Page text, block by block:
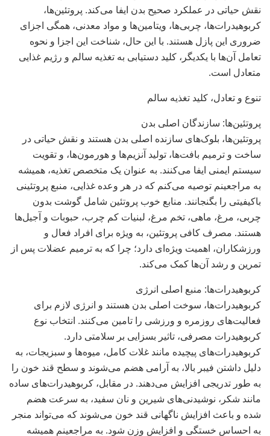
نقش حیاتی در عملکرد صحیح بدن ایفا می‌کند. پروتئین‌ها،
کربوهیدرات‌ها، چربی‌ها، ویتامین‌ها و مواد معدنی، همگی اجزای
ضروری این پازل هستند. با این حال، شناخت این اجزا و نحوه
تعامل آن‌ها با یکدیگر، کلید دستیابی به تغذیه سالم و رژیم غذایی
متعادل است.
تنوع و تعادل، کلید تغذیه سالم
پروتئین‌ها: سازندگان اصلی بدن
پروتئین‌ها، بلوک‌های سازنده اصلی بدن هستند و نقش حیاتی در
ساخت و ترمیم بافت‌ها، تولید آنزیم‌ها و هورمون‌ها، و تقویت
سیستم ایمنی ایفا می‌کنند. به عنوان یک متخصص تغذیه، همیشه
به مراجعینم توصیه می‌کنم که در هر وعده غذایی، منبع پروتئینی
باکیفیتی را بگنجانند. منابع خوب پروتئین شامل گوشت بدون
چربی، مرغ، ماهی، تخم مرغ، لبنیات کم چرب، حبوبات و آجیل‌ها
هستند. مصرف کافی پروتئین، به ویژه برای افراد فعال و
ورزشکاران، اهمیت ویژه‌ای دارد؛ چرا که به ترمیم عضلات پس از
تمرین و رشد آن‌ها کمک می‌کند.
کربوهیدرات‌ها: منبع اصلی انرژی
کربوهیدرات‌ها، سوخت اصلی بدن هستند و انرژی لازم برای
فعالیت‌های روزمره و ورزشی را تامین می‌کنند. انتخاب نوع
کربوهیدرات مصرفی، تاثیر بسزایی بر سلامتی دارد.
کربوهیدرات‌های پیچیده مانند غلات کامل، میوه‌ها و سبزیجات، به
دلیل داشتن فیبر بالا، به آرامی هضم می‌شوند و سطح قند خون را
به طور تدریجی افزایش می‌دهند. در مقابل، کربوهیدرات‌های ساده
مانند شکر، نوشیدنی‌های شیرین و نان سفید، به سرعت هضم
شده و باعث افزایش ناگهانی قند خون می‌شوند که می‌تواند منجر
به احساس خستگی و افزایش وزن شود. به مراجعینم همیشه